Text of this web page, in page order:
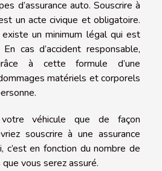
d’assurance auto. Souscrire à
un acte civique et obligatoire.
un minimum légal qui est
cas d’accident responsable,
à cette formule d’une
matériels et corporels
véhicule que de façon
souscrire à une assurance
c’est en fonction du nombre de
vous serez assuré.